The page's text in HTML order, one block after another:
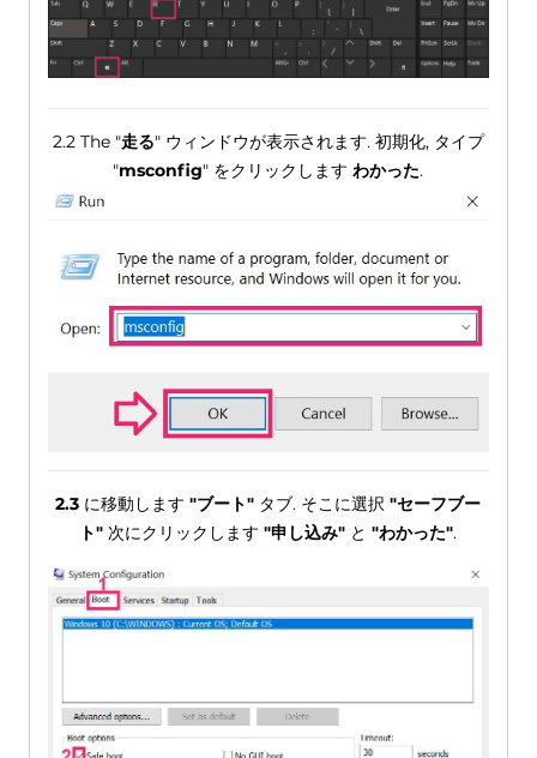
2.2 The "走る" ウィンドウが表示されます. 初期化, タイプ
"msconfig" をクリックしますわかった.
2.3 に移動します"ブート" タブ. そこに選択"セーフブー
ト" 次にクリックします"申し込み" と"わかった".